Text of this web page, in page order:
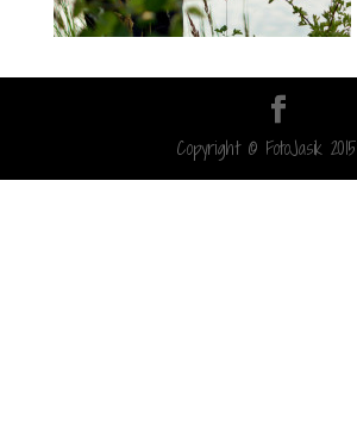
Copyright © FotoJasik 2015